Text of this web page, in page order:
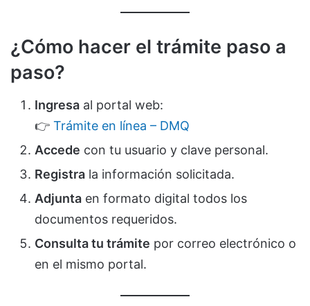
¿Cómo hacer el trámite paso a
paso?
Ingresa al portal web:
👉 Trámite en línea – DMQ
Accede con tu usuario y clave personal.
Registra la información solicitada.
Adjunta en formato digital todos los
documentos requeridos.
Consulta tu trámite por correo electrónico o
en el mismo portal.